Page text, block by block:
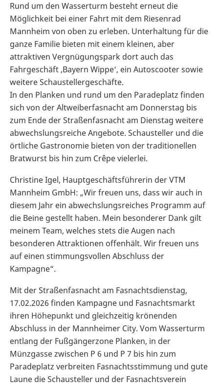
Rund um den Wasserturm besteht erneut die
Möglichkeit bei einer Fahrt mit dem Riesenrad
Mannheim von oben zu erleben. Unterhaltung für die
ganze Familie bieten mit einem kleinen, aber
attraktiven Vergnügungspark dort auch das
Fahrgeschäft ‚Bayern Wippe‘, ein Autoscooter sowie
weitere Schaustellergeschäfte.
In den Planken und rund um den Paradeplatz finden
sich von der Altweiberfasnacht am Donnerstag bis
zum Ende der Straßenfasnacht am Dienstag weitere
abwechslungsreiche Angebote. Schausteller und die
örtliche Gastronomie bieten von der traditionellen
Bratwurst bis hin zum Crêpe vielerlei.
Christine Igel, Hauptgeschäftsführerin der VTM
Mannheim GmbH: „Wir freuen uns, dass wir auch in
diesem Jahr ein abwechslungsreiches Programm auf
die Beine gestellt haben. Mein besonderer Dank gilt
meinem Team, welches stets die Augen nach
besonderen Attraktionen offenhält. Wir freuen uns
auf einen stimmungsvollen Abschluss der
Kampagne“.
Mit der Straßenfasnacht am Fasnachtsdienstag,
17.02.2026 finden Kampagne und Fasnachtsmarkt
ihren Höhepunkt und gleichzeitig krönenden
Abschluss in der Mannheimer City. Vom Wasserturm
entlang der Fußgängerzone Planken, in der
Münzgasse zwischen P 6 und P 7 bis hin zum
Paradeplatz verbreiten Fasnachtsstimmung und gute
Laune die Schausteller und der Fasnachtsverein